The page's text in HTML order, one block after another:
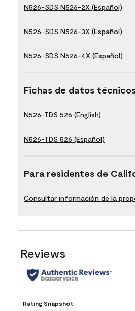
N526-SDS N526-2X (Español)
N526-SDS N526-3X (Español)
N526-SDS N526-4X (Español)
Fichas de datos
N526-TDS 526 (English)
N526-TDS 526 (Español)
Para residentes de
Consultar información de la
Reviews
Rating Snapshot